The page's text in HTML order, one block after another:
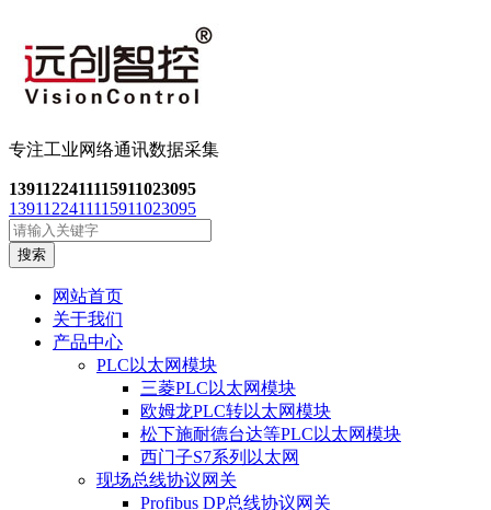
专注工业网络通讯数据采集
1391122411115911023095
1391122411115911023095
搜索
网站首页
关于我们
产品中心
PLC以太网模块
三菱PLC以太网模块
欧姆龙PLC转以太网模块
松下施耐德台达等PLC以太网模块
西门子S7系列以太网
现场总线协议网关
Profibus DP总线协议网关